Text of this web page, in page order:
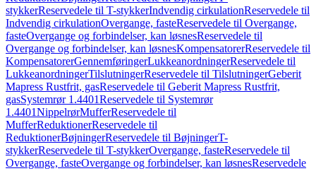
stykkerReservedele til T-stykkerIndvendig cirkulationReservedele til
Indvendig cirkulationOvergange, fasteReservedele til Overgange,
fasteOvergange og forbindelser, kan løsnesReservedele til
Overgange og forbindelser, kan løsnesKompensatorerReservedele til
KompensatorerGennemføringerLukkeanordningerReservedele til
LukkeanordningerTilslutningerReservedele til TilslutningerGeberit
Mapress Rustfrit, gasReservedele til Geberit Mapress Rustfrit,
gasSystemrør 1.4401Reservedele til Systemrør
1.4401NippelrørMufferReservedele til
MufferReduktionerReservedele til
ReduktionerBøjningerReservedele til BøjningerT-
stykkerReservedele til T-stykkerOvergange, fasteReservedele til
Overgange, fasteOvergange og forbindelser, kan løsnesReservedele